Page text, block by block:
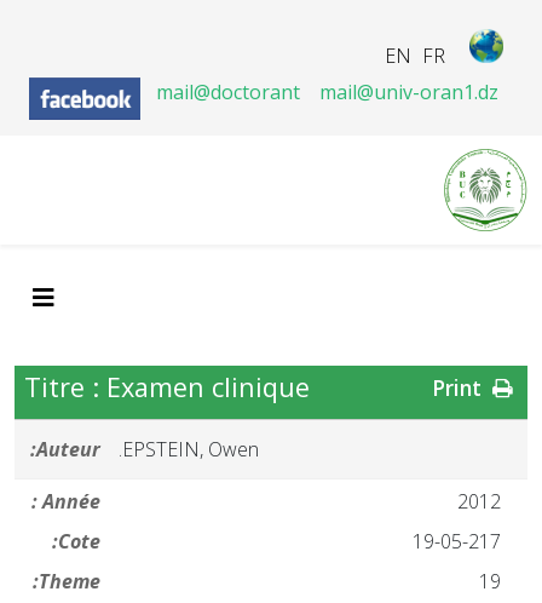
FR
EN
mail@doctorant
mail@univ-oran1.dz
Titre : Examen clinique
Auteur:
EPSTEIN, Owen.
Année :
2012
Cote:
19-05-217
Theme:
19